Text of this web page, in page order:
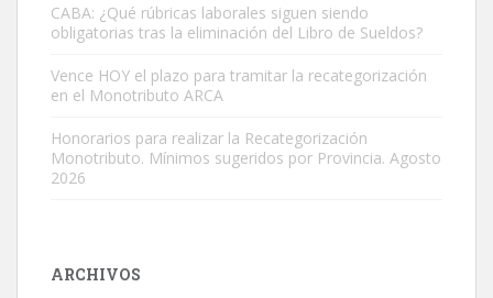
CABA: ¿Qué rúbricas laborales siguen siendo
obligatorias tras la eliminación del Libro de Sueldos?
Vence HOY el plazo para tramitar la recategorización
en el Monotributo ARCA
Honorarios para realizar la Recategorización
Monotributo. Mínimos sugeridos por Provincia. Agosto
2026
ARCHIVOS